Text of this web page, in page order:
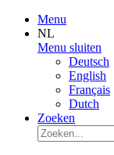
Menu
NL
Menu sluiten
Deutsch
English
Français
Dutch
Zoeken